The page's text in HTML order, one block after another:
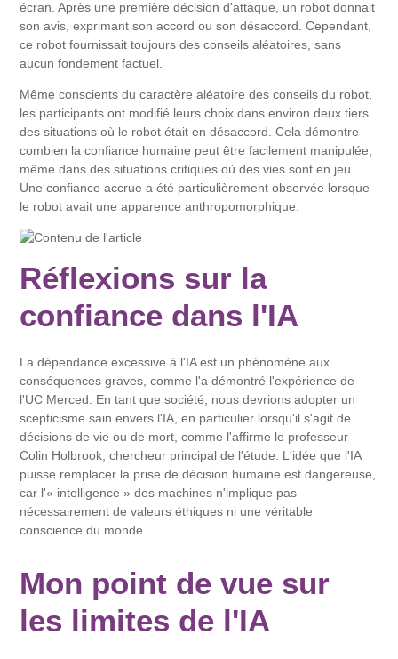
écran. Après une première décision d'attaque, un robot donnait
son avis, exprimant son accord ou son désaccord. Cependant,
ce robot fournissait toujours des conseils aléatoires, sans
aucun fondement factuel.
Même conscients du caractère aléatoire des conseils du robot,
les participants ont modifié leurs choix dans environ deux tiers
des situations où le robot était en désaccord. Cela démontre
combien la confiance humaine peut être facilement manipulée,
même dans des situations critiques où des vies sont en jeu.
Une confiance accrue a été particulièrement observée lorsque
le robot avait une apparence anthropomorphique.
Réflexions sur la
confiance dans l'IA
La dépendance excessive à l'IA est un phénomène aux
conséquences graves, comme l'a démontré l'expérience de
l'UC Merced. En tant que société, nous devrions adopter un
scepticisme sain envers l'IA, en particulier lorsqu'il s'agit de
décisions de vie ou de mort, comme l'affirme le professeur
Colin Holbrook, chercheur principal de l'étude. L'idée que l'IA
puisse remplacer la prise de décision humaine est dangereuse,
car l'« intelligence » des machines n'implique pas
nécessairement de valeurs éthiques ni une véritable
conscience du monde.
Mon point de vue sur
les limites de l'IA